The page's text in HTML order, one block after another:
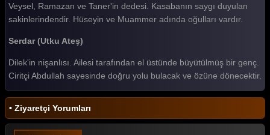
Gönül Dağı 148. Bölüm
Gönül Dağı 145. Bölüm
Gönül Dağı 144. Bölüm
Gönül Dağı 143. Bölüm
Veysel, Ramazan ve Taner'in dedesi. Kasabanın saygı duyulan
sakinlerindendir. Hüseyin ve Muammer adında oğulları vardır.
Serdar (Utku Ateş)
Dilek'in nişanlısı. Ailesi tarafından el üstünde büyütülmüş bir genç.
Ciritçi Abdullah sayesinde doğru yolu bulacak ve özüne dönecektir.
• Ziyaretçi Yorumları